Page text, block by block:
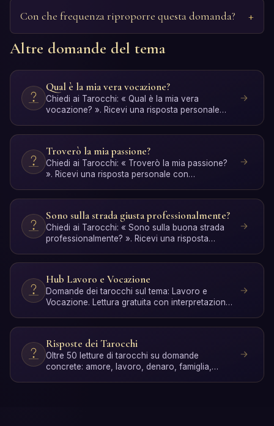
Con che frequenza riproporre questa domanda?
Altre domande del tema
Qual è la mia vera vocazione?
Chiedi ai Tarocchi: « Qual è la mia vera
vocazione? ». Ricevi una risposta personale
Troverò la mia passione?
Chiedi ai Tarocchi: « Troverò la mia passione?
». Ricevi una risposta personale con
Sono sulla strada giusta professionalmente?
Chiedi ai Tarocchi: « Sono sulla buona strada
professionalmente? ». Ricevi una risposta
Hub Lavoro e Vocazione
Domande dei tarocchi sul tema: Lavoro e
Vocazione. Lettura gratuita con interpretazione
Risposte dei Tarocchi
Oltre 50 letture di tarocchi su domande
concrete: amore, lavoro, denaro, famiglia,